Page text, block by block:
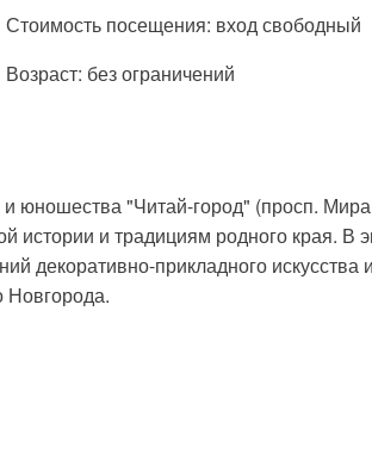
Стоимость посещения: вход свободный
Возраст: без ограничений
юношества "Читай-город" (просп.
истории и традициям родного края. В
декоративно-прикладного искусства
Новгорода.